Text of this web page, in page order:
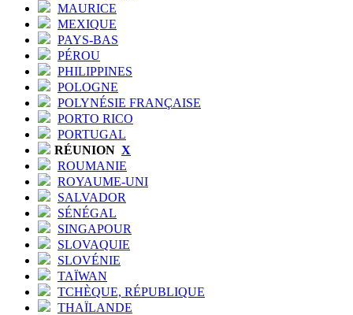
MAURICE
MEXIQUE
PAYS-BAS
PÉROU
PHILIPPINES
POLOGNE
POLYNÉSIE FRANÇAISE
PORTO RICO
PORTUGAL
RÉUNION X
ROUMANIE
ROYAUME-UNI
SALVADOR
SÉNÉGAL
SINGAPOUR
SLOVAQUIE
SLOVÉNIE
TAÏWAN
TCHÈQUE, RÉPUBLIQUE
THAÏLANDE